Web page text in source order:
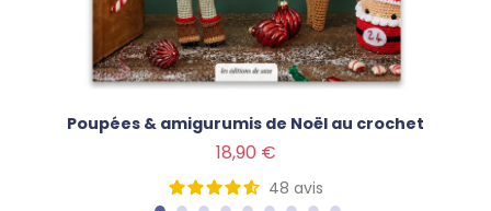
Poupées & amigurumis de Noël au crochet
18,90 €
48 avis